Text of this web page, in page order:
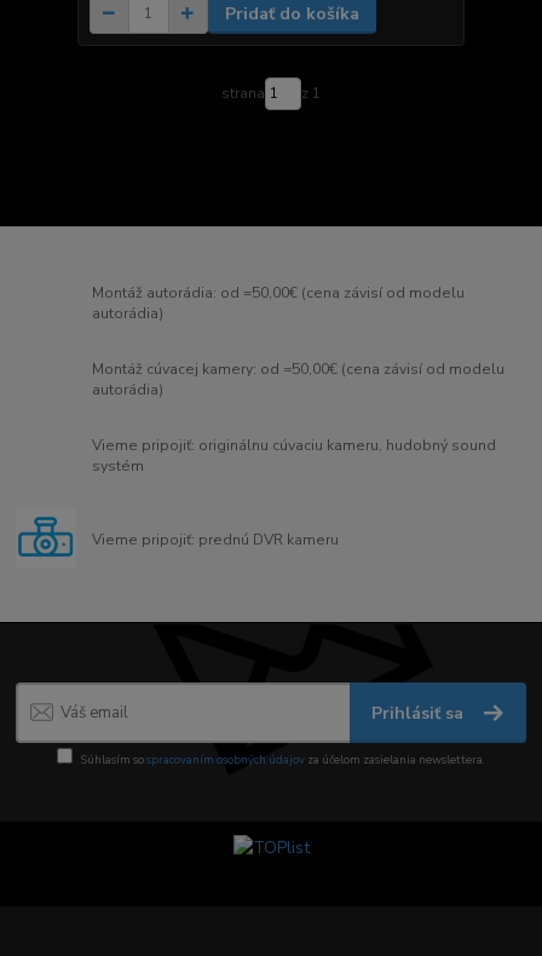
Pridať do košíka
strana z 1
Montáž autorádia: od =50,00€ (cena závisí od modelu
autorádia)
Montáž cúvacej kamery: od =50,00€ (cena závisí od modelu
autorádia)
Vieme pripojiť: originálnu cúvaciu kameru, hudobný sound
systém
Vieme pripojiť: prednú DVR kameru
Prihlásiť sa
Súhlasím sospracovaním osobných údajov za účelom zasielania newslettera.